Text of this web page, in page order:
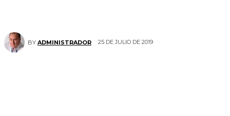
BY ADMINISTRADOR 25 DE JULIO DE 2019